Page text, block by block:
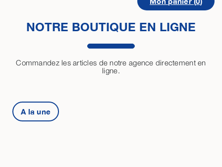
NOTRE BOUTIQUE EN LIGNE
Commandez les articles de notre agence directement en
ligne.
A la une